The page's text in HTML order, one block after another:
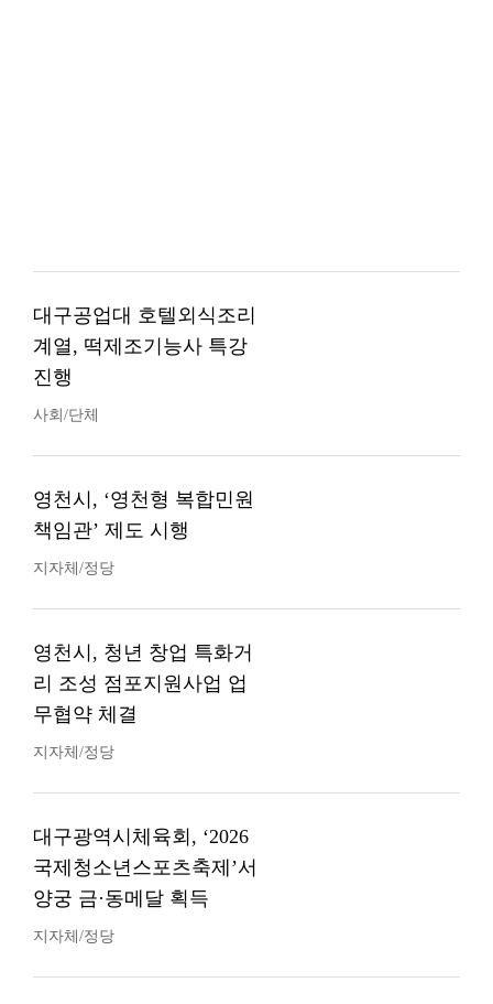
대구공업대 호텔외식조리
계열, 떡제조기능사 특강
진행
사회/단체
영천시, ‘영천형 복합민원
책임관’ 제도 시행
지자체/정당
영천시, 청년 창업 특화거
리 조성 점포지원사업 업
무협약 체결
지자체/정당
대구광역시체육회, ‘2026
국제청소년스포츠축제’서
양궁 금·동메달 획득
지자체/정당